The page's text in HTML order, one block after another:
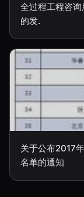
全过程工程咨
的发.
关于公布2017
名单的通知